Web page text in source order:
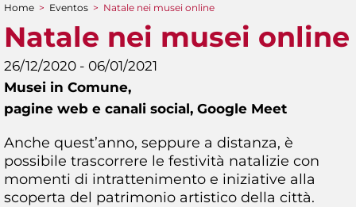
You are here
Home > Eventos > Natale nei musei online
Natale nei musei online
26/12/2020 - 06/01/2021
Musei in Comune,
pagine web e canali social, Google Meet
Anche quest’anno, seppure a distanza, è
possibile trascorrere le festività natalizie con
momenti di intrattenimento e iniziative alla
scoperta del patrimonio artistico della città.